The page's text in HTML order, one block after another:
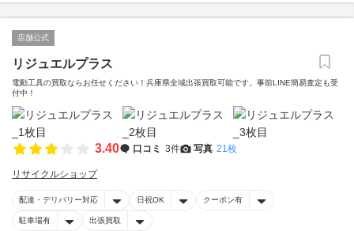
店舗公式
リジュエルプラス
電動工具の買取ならお任せください！兵庫県全域出張買取可能です。事前LINE簡易査定も受
付中！
3.40 口コミ 3件 写真 21枚
リサイクルショップ
配達・デリバリー対応 日祝OK クーポン有
駐車場有 出張買取